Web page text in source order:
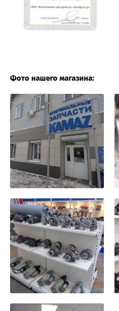
Фото нашего магазина: